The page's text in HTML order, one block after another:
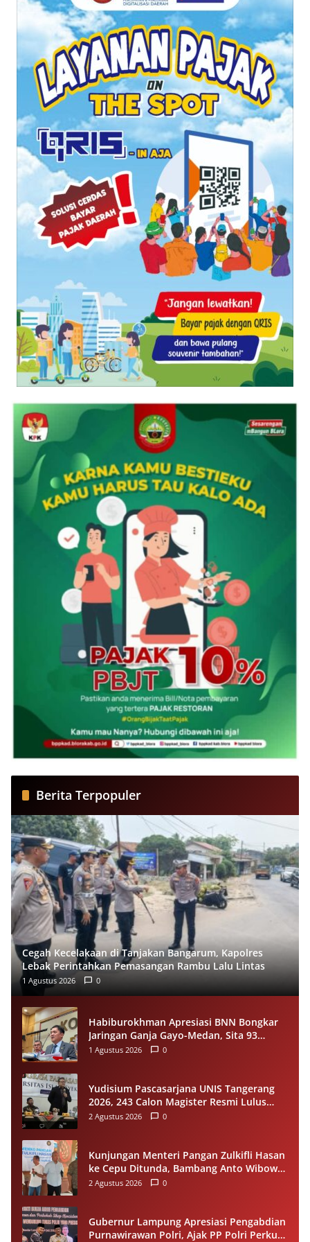
Berita Terpopuler
Cegah Kecelakaan di Tanjakan Bangarum, Kapolres
Lebak Perintahkan Pemasangan Rambu Lalu Lintas
1 Agustus 2026 0
Habiburokhman Apresiasi BNN Bongkar
Jaringan Ganja Gayo-Medan, Sita 93
Kilogram di Sumut
1 Agustus 2026 0
Yudisium Pascasarjana UNIS Tangerang
2026, 243 Calon Magister Resmi Lulus
Siap Diwisuda Oktober
2 Agustus 2026 0
Kunjungan Menteri Pangan Zulkifli Hasan
ke Cepu Ditunda, Bambang Anto Wibowo
Tetap Salurkan Bantuan kepada Warga
2 Agustus 2026 0
Gubernur Lampung Apresiasi Pengabdian
Purnawirawan Polri, Ajak PP Polri Perkuat